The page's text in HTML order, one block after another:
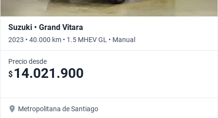
Suzuki • Grand Vitara
2023 • 40.000 km • 1.5 MHEV GL • Manual
Precio desde
$ 14.021.900
Metropolitana de Santiago